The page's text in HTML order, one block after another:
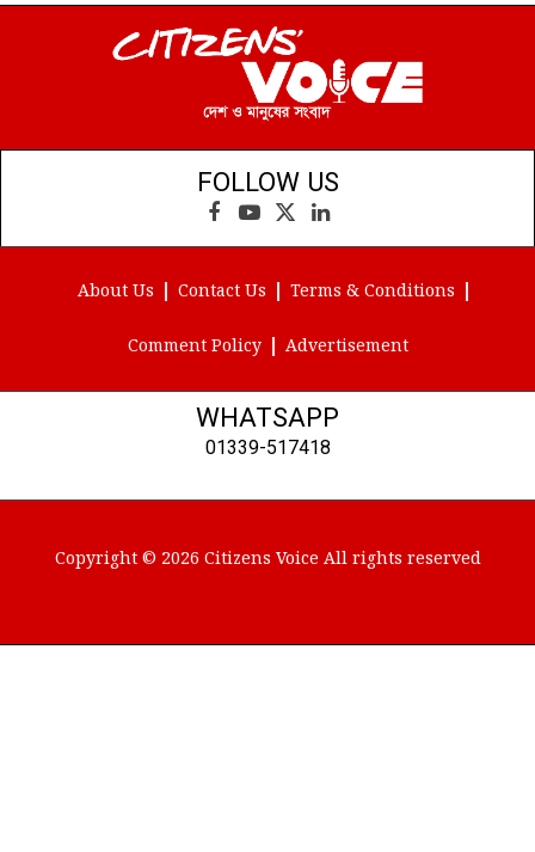
FOLLOW US
Facebook
YouTube
X
(Twitter)
LinkedIn
About Us Contact Us Terms & Conditions
Comment Policy Advertisement
WHATSAPP
01339-517418
Copyright © 2026 Citizens Voice All rights reserved